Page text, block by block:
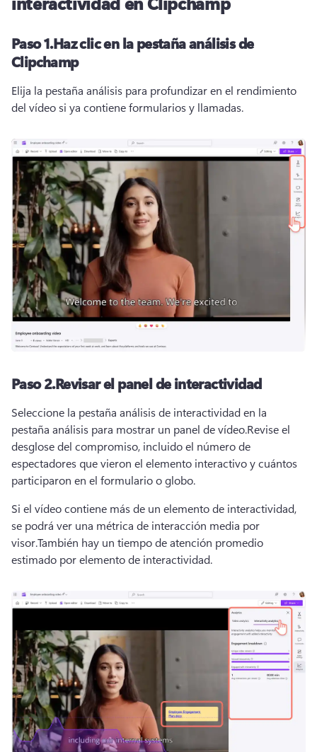
Paso 1.Haz clic en la pestaña análisis de
Clipchamp
Elija la pestaña análisis para profundizar en el rendimiento
del vídeo si ya contiene formularios y llamadas.
Paso 2.Revisar el panel de interactividad
Seleccione la pestaña análisis de interactividad en la
pestaña análisis para mostrar un panel de vídeo.Revise el
desglose del compromiso, incluido el número de
espectadores que vieron el elemento interactivo y cuántos
participaron en el formulario o globo.
Si el vídeo contiene más de un elemento de interactividad,
se podrá ver una métrica de interacción media por
visor.También hay un tiempo de atención promedio
estimado por elemento de interactividad.